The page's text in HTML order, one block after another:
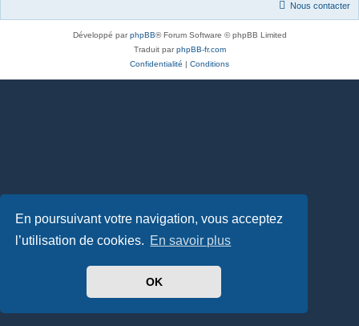
En poursuivant votre navigation, vous acceptez
l’utilisation de cookies. En savoir plus
OK
Nous contacter
Développé parphpBB® Forum Software © phpBB Limited
Traduit parphpBB-fr.com
Confidentialité | Conditions